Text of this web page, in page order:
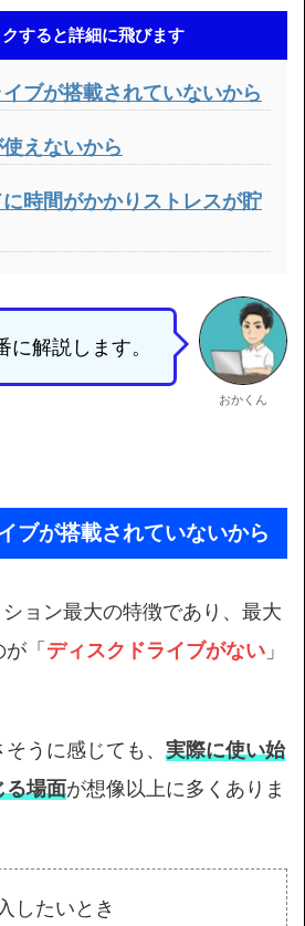
すると詳細に飛びます
ブが搭載されていないから
えないから
時間がかかりストレスが貯
に解説します。
おかくん
ブが搭載されていないから
ョン最大の特徴であり、最大
「 ディスクドライブがない 」
うに感じても、 実際に使い始
る場面が想像以上に多くありま
したいとき